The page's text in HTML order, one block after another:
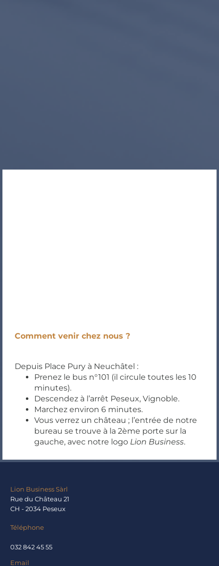
Comment venir chez nous ?
Depuis Place Pury à Neuchâtel :
Prenez le bus n°101 (il circule toutes les 10
minutes).
Descendez à l’arrêt Peseux, Vignoble.
Marchez environ 6 minutes.
Vous verrez un château ; l’entrée de notre
bureau se trouve à la 2ème porte sur la
gauche, avec notre logo Lion Business.
Lion Business Sàrl
Rue du Château 21
CH - 2034 Peseux
Téléphone
032 842 45 55
Email